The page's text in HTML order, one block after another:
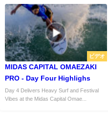
ビデオ
MIDAS CAPITAL OMAEZAKI
PRO - Day Four Highlighs
Day 4 Delivers Heavy Surf and Festival
Vibes at the Midas Capital Omae...